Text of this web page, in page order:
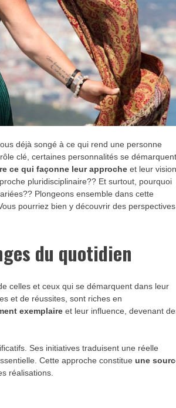
déjà songé à ce qui rend une personne
clé, certaines personnalités se
ce qui façonne leur approche et leur
pluridisciplinaire?? Et surtout, pourquoi
Plongeons ensemble dans cette
pourriez bien y découvrir des perspectives
du quotidien
celles et ceux qui se démarquent dans leur
et de réussites, sont riches en
exemplaire et leur influence, devenant
Ses initiatives traduisent une réelle
Cette approche constitueune
réalisations.